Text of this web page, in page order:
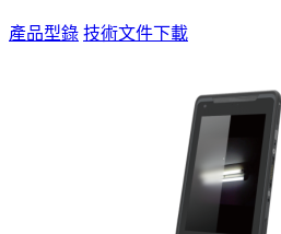
產品型錄 技術文件下載